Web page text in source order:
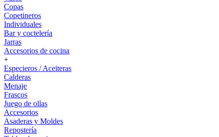
Copas
Copetineros
Individuales
Bar y coctelería
Jarras
Accesorios de cocina
+
Especieros / Aceiteras
Calderas
Menaje
Frascos
Juego de ollas
Accesorios
Asaderas y Moldes
Repostería